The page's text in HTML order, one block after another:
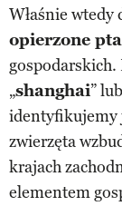
Właśnie wtedy
opierzone
gospodarskich.
„shanghai”
identyfikujemy
zwierzęta
krajach
elementem